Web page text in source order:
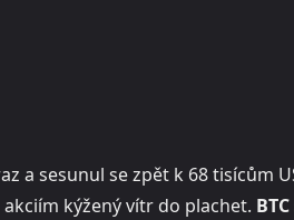
a sesunul se zpět k 68 tisícům
kýžený vítr do plachet.